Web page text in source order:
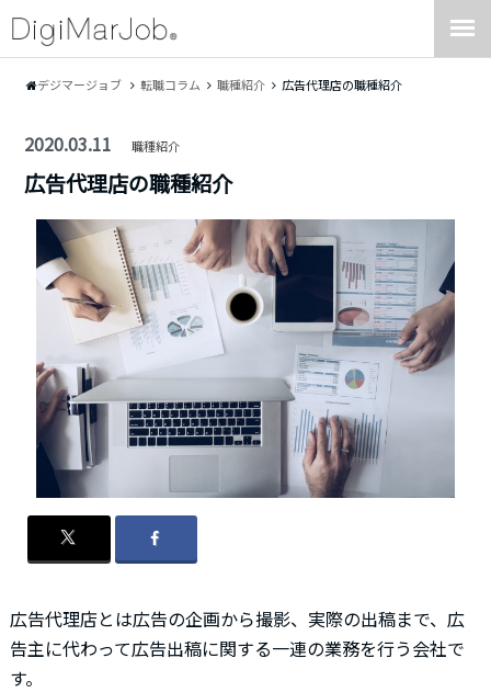
デジマージョブ 転職コラム 職種紹介 広告代理店の職種紹介
2020.03.11 職種紹介
広告代理店の職種紹介
広告代理店とは広告の企画から撮影、実際の出稿まで、広
告主に代わって広告出稿に関する一連の業務を行う会社で
す。